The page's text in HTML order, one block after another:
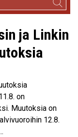
ja Linkin
on
Muutoksia on
12.8.